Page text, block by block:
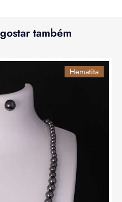
também
Hematita